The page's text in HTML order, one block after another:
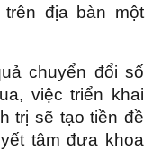
địa bàn một
chuyển đổi số
việc triển khai
trị sẽ tạo tiền đề
tâm đưa khoa